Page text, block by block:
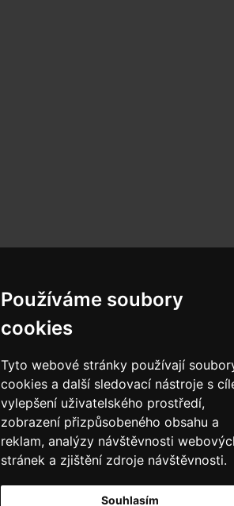
Používáme soubory
cookies
Tyto webové stránky používají
cookies a další sledovací nástroje s
vylepšení uživatelského prostředí,
zobrazení přizpůsobeného obsahu a
reklam, analýzy návštěvnosti
stránek a zjištění zdroje návštěvnosti.
Souhlasím